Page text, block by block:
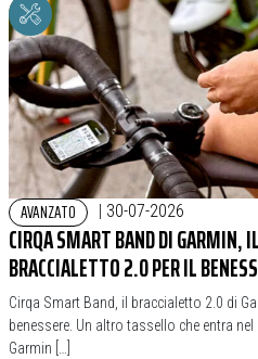
AVANZATO | 30-07-2026
CIRQA SMART BAND DI GARMIN, IL
BRACCIALETTO 2.0 PER IL
Cirqa Smart Band, il braccialetto 2.0 di
benessere. Un altro tassello che entra
Garmin […]